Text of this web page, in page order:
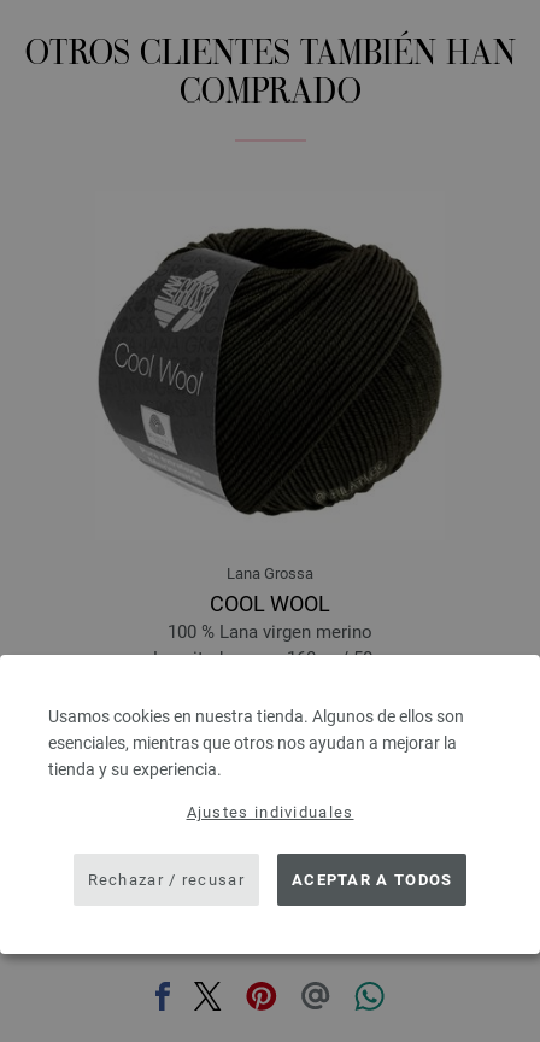
Usamos cookies en nuestra tienda. Algunos de ellos son
esenciales, mientras que otros nos ayudan a mejorar la
tienda y su experiencia.
Ajustes individuales
Rechazar / recusar ACEPTAR A TODOS
OTROS CLIENTES TAMBIÉN HAN
COMPRADO
Lana Grossa
COOL WOOL
100 % Lana virgen merino
Longitud: aprox. 160 m / 50 g
5,46 €
6,38 $
IVA no incluido, más gastos de envío, Precio base: 109,20 € / kg